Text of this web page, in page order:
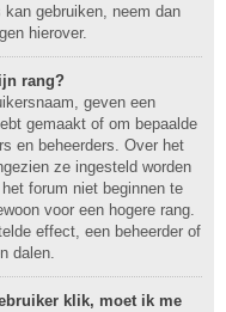
gebruiken, neem dan
hierover.
rang?
geven een
gemaakt of om bepaalde
en beheerders. Over het
ze ingesteld worden
forum niet beginnen te
voor een hogere rang.
effect, een beheerder of
dalen.
klik, moet ik me